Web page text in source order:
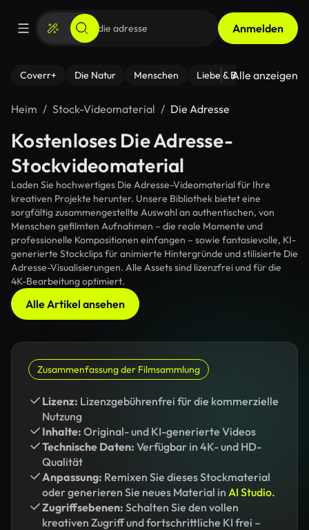
Anmelden
Coverr+ Die Natur Menschen Liebe & Beziehungen
Alle anzeigen
Heim Stock-Videomaterial Die Adresse
Kostenloses Die Adresse-
Stockvideomaterial
Laden Sie hochwertiges Die Adresse-Videomaterial für Ihre
kreativen Projekte herunter. Unsere Bibliothek bietet eine
sorgfältig zusammengestellte Auswahl an authentischen, von
Menschen gefilmten Aufnahmen – die reale Momente und
professionelle Kompositionen einfangen – sowie fantasievolle, KI-
generierte Stockclips für animierte Hintergründe und stilisierte Die
Adresse-Visualisierungen. Alle Assets sind lizenzfrei und für die
4K-Bearbeitung optimiert.
Alle Artikel ansehen
Zusammenfassung der Filmsammlung
Lizenz: Lizenzgebührenfrei für die kommerzielle
Nutzung
Inhalte: Original- und KI-generierte Videos
Technische Daten: Verfügbar in 4K- und HD-
Qualität
Anpassung: Remixen Sie dieses Stockmaterial
oder generieren Sie neues Material in AI Studio.
Zugriffsebenen: Schalten Sie den vollen
kreativen Zugriff und fortschrittliche KI frei –